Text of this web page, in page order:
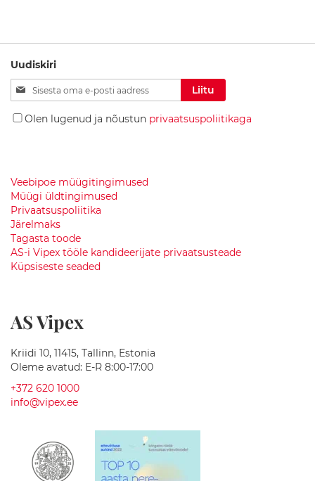
K
ö
g
e
i
d
Plaadid
ja
viimistlus
a
a
i
l
s
e
Uudiskiri
Liitu
uudiskirjaga:
Liitu
Olen lugenud ja nõustun privaatsuspoliitikaga
Veebipoe müügitingimused
Müügi üldtingimused
Privaatsuspoliitika
Järelmaks
Tagasta toode
AS-i Vipex tööle kandideerijate privaatsusteade
Küpsiseste seaded
AS Vipex
Kriidi 10, 11415, Tallinn, Estonia
Oleme avatud: E-R 8:00-17:00
+372 620 1000
info@vipex.ee